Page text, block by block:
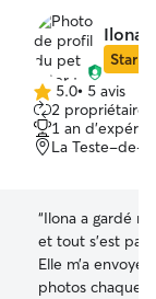
Ilona
Star
5.0 étoile(s)
sur
5
5.0• 5 avis
2
1 an
La Teste-de-
“Ilona a gardé
et tout s’est
Elle m’a envoyé
photos chaque